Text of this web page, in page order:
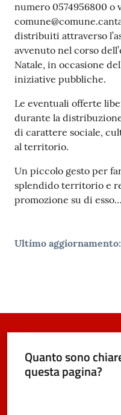
numero 0574956800 o
distribuiti attraverso
avvenuto nel corso
Natale, in occasione
iniziative pubbliche.
Le eventuali offerte
durante la
di carattere sociale,
al territorio.
Un piccolo gesto per
splendido territorio e
promozione su di
Ultimo aggiornamento:
Quanto sono
questa pagina?